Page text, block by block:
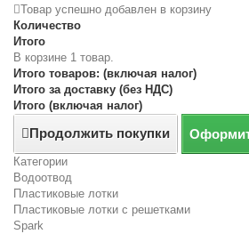
Товар успешно добавлен в корзину
Количество
Итого
В корзине 1 товар.
Итого товаров: (включая налог)
Итого за доставку (без НДС)
Итого (включая налог)
Продолжить покупки
Категории
Водоотвод
Пластиковые лотки
Пластиковые лотки с решетками
Spark